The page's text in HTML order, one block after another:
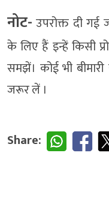
नोट- उपरोक्त दी गई
के लिए हैं इन्हें किसी
समझें। कोई भी
जरूर लें ।
Share: